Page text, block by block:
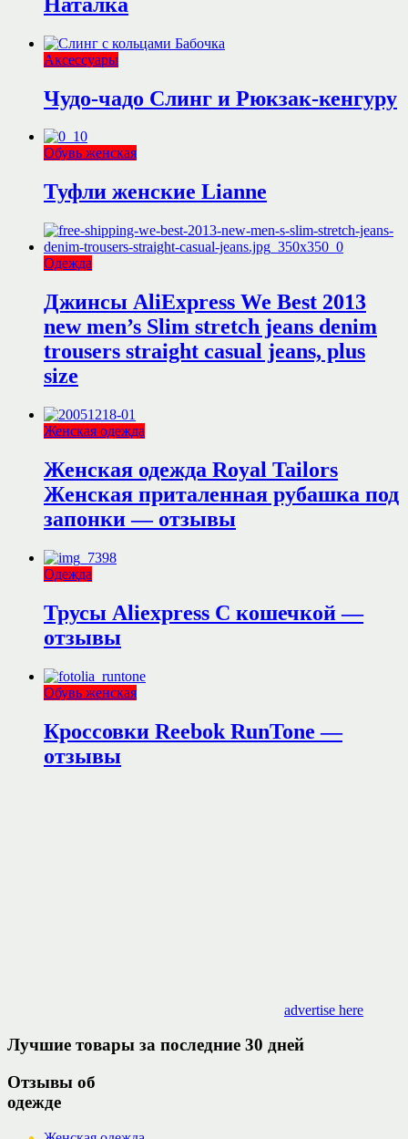
Аксессуары
Чудо-чадо Слинг и Рюкзак-кенгуру
Обувь женская
Туфли женские Lianne
Одежда
Джинсы AliExpress We Best 2013
new men’s Slim stretch jeans denim
trousers straight casual jeans, plus
size
Женская одежда
Женская одежда Royal Tailors
Женская приталенная рубашка под
запонки — отзывы
Одежда
Трусы Aliexpress С кошечкой —
отзывы
Обувь женская
Кроссовки Reebok RunTone —
отзывы
advertise here
Лучшие товары за последние 30 дней
Отзывы об
одежде